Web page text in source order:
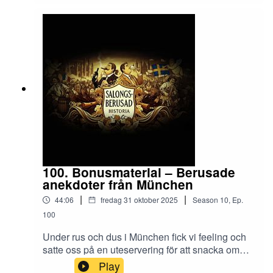
2021🎶• Drottningholms Barockensemble -
BluesÖvrig 🎶• Salongsberusad Historia
100. Bonusmaterial – Berusade
anekdoter från München
44:06 | fredag 31 oktober 2025 | Season 10, Ep.
100
Under rus och dus i München fick vi feeling och
satte oss på en uteservering för att snacka om
bayerska intryck, kungar, militärer, svanar,
Play